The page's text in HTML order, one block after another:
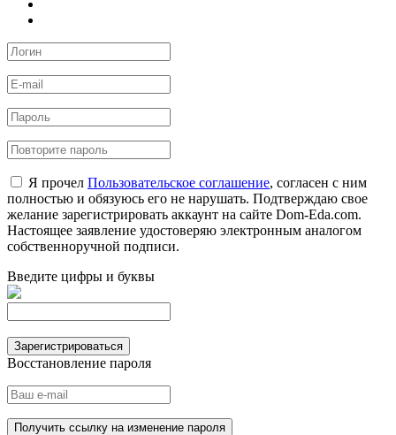
Я прочел Пользовательское соглашение, согласен с ним
полностью и обязуюсь его не нарушать. Подтверждаю свое
желание зарегистрировать аккаунт на сайте Dom-Eda.com.
Настоящее заявление удостоверяю электронным аналогом
собственноручной подписи.
Введите цифры и буквы
Зарегистрироваться
Восстановление пароля
Получить ссылку на изменение пароля